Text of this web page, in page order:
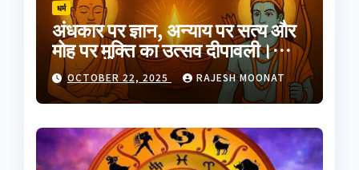
धर्म
अंधकार पर ज्ञान, अन्याय पर सत्य और
मोह पर मुक्ति का उत्सव दीपावली।
भारतीय परंपरा का यह त्योहार
आत्मप्रकाश का प्रतीक है
OCTOBER 22, 2025 RAJESH MOONAT